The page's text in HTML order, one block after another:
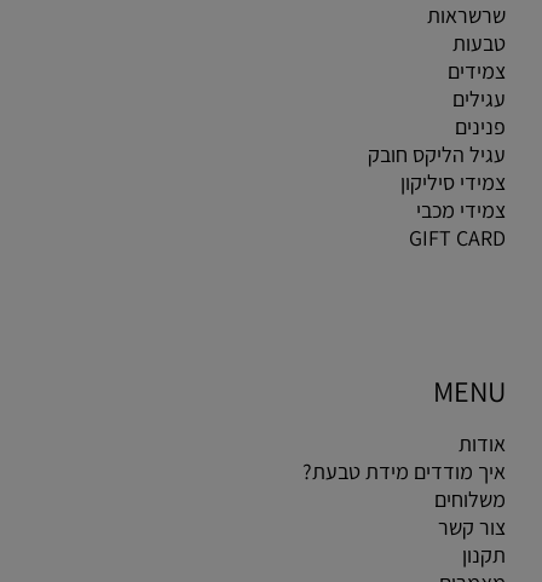
שרשראות
טבעות
צמידים
עגילים
פנינים
עגיל הליקס חובק
צמידי סיליקון
צמידי מכבי
GIFT CARD
MENU
אודות
איך מודדים מידת טבעת?
משלוחים
צור קשר
תקנון